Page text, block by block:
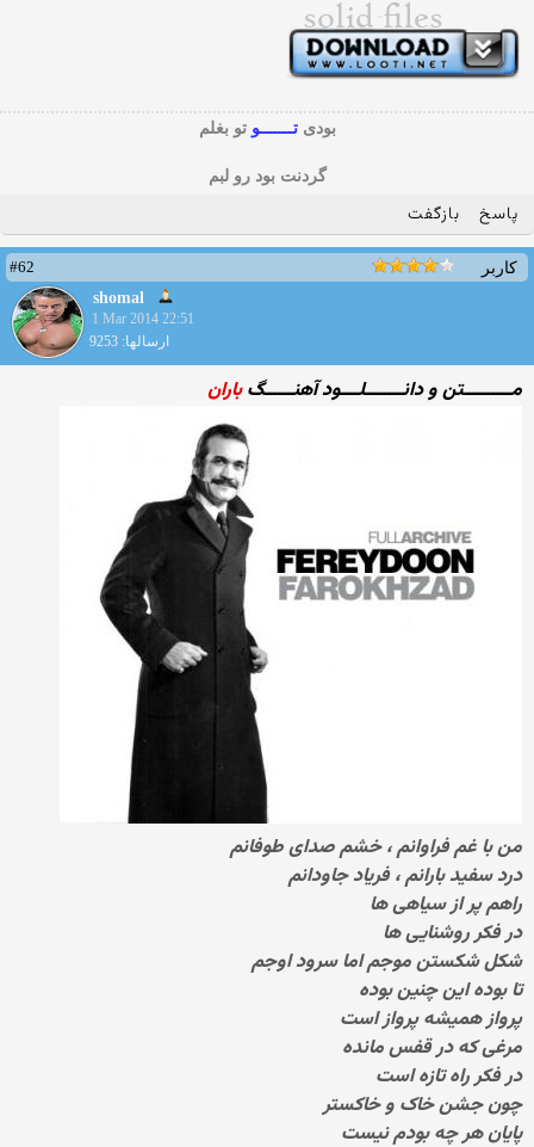
بودیتـــــــوتو بغلم
گردنت بود رو لبم
پاسخ بازگفت
کاربر
#62
shomal
1 Mar 2014 22:51
ارسالها: 9253
مــــــــــتن و دانــــــــلــــود آهنــــــگباران
من با غم فراوانم ، خشم صدای طوفانم
درد سفید بارانم ، فریاد جاودانم
راهم پر از سیاهی ها
در فکر روشنایی ها
شکل شکستن موجم اما سرود اوجم
تا بوده این چنین بوده
پرواز همیشه پرواز است
مرغی که در قفس مانده
در فکر راه تازه است
چون جشن خاک و خاکستر
پایان هر چه بودم نیست